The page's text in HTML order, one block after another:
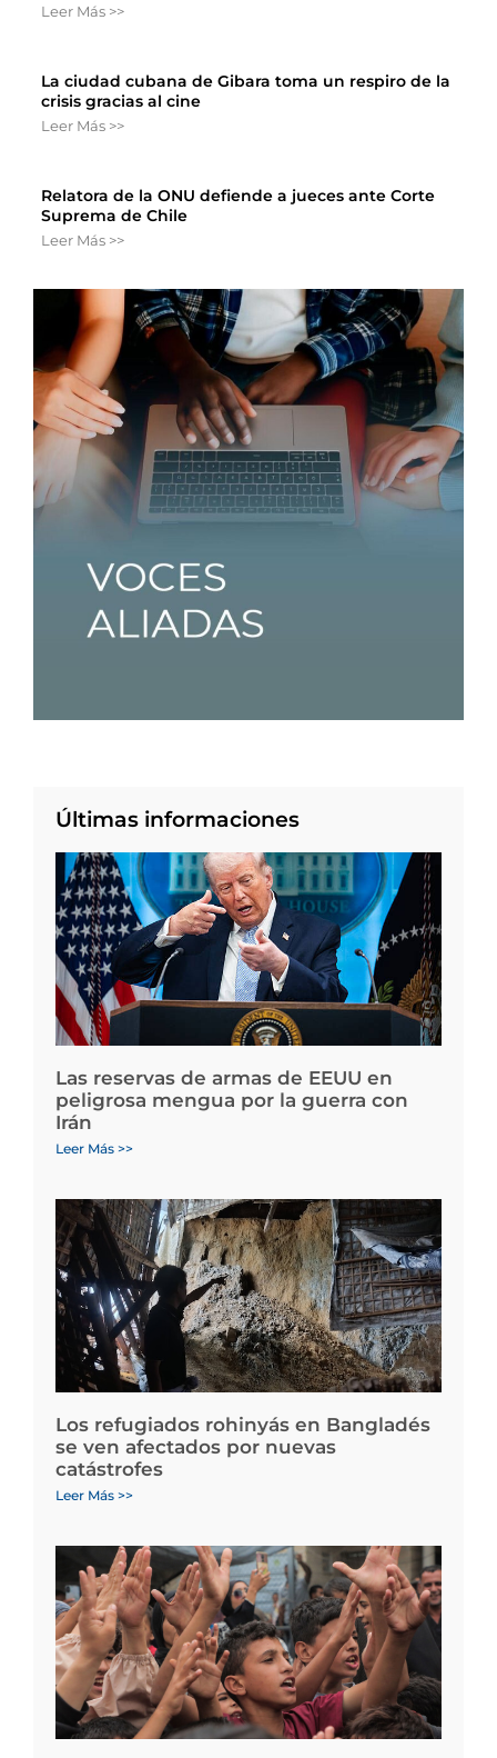
Leer Más >>
La ciudad cubana de Gibara toma un respiro de la
crisis gracias al cine
Leer Más >>
Relatora de la ONU defiende a jueces ante Corte
Suprema de Chile
Leer Más >>
Últimas informaciones
Las reservas de armas de EEUU en
peligrosa mengua por la guerra con
Irán
Leer Más >>
Los refugiados rohinyás en Bangladés
se ven afectados por nuevas
catástrofes
Leer Más >>